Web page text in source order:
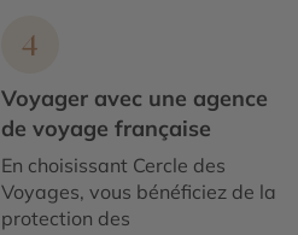
4
Voyager avec une agence
de voyage française
En choisissant Cercle des
Voyages, vous bénéficiez de la
protection des